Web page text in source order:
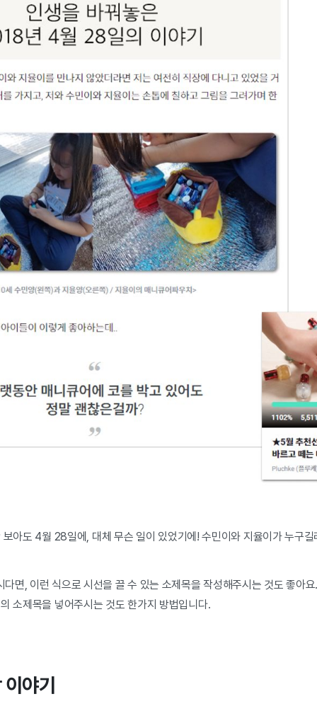
아도 4월 28일에, 대체 무슨 일이 있었기에! 수민이와 지율이가 누구
다면, 이런 식으로 시선을 끌 수 있는 소제목을 작성해주시는 것도 좋아
소제목을 넣어주시는 것도 한가지 방법입니다.
야기